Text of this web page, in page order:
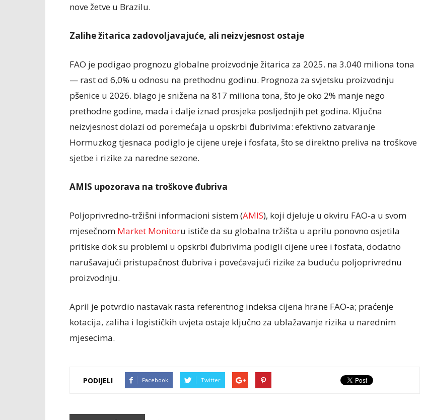
nove žetve u Brazilu.
Zalihe žitarica zadovoljavajuće, ali neizvjesnost ostaje
FAO je podigao prognozu globalne proizvodnje žitarica za 2025. na 3.040 miliona tona
— rast od 6,0% u odnosu na prethodnu godinu. Prognoza za svjetsku proizvodnju
pšenice u 2026. blago je snižena na 817 miliona tona, što je oko 2% manje nego
prethodne godine, mada i dalje iznad prosjeka posljednjih pet godina. Ključna
neizvjesnost dolazi od poremećaja u opskrbi đubrivima: efektivno zatvaranje
Hormuzkog tjesnaca podiglo je cijene ureje i fosfata, što se direktno preliva na troškove
sjetbe i rizike za naredne sezone.
AMIS upozorava na troškove đubriva
Poljoprivredno-tržišni informacioni sistem (AMIS), koji djeluje u okviru FAO-a u svom
mjesečnom Market Monitoru ističe da su globalna tržišta u aprilu ponovno osjetila
pritiske dok su problemi u opskrbi đubrivima podigli cijene uree i fosfata, dodatno
narušavajući pristupačnost đubriva i povećavajući rizike za buduću poljoprivrednu
proizvodnju.
April je potvrdio nastavak rasta referentnog indeksa cijena hrane FAO‑a; praćenje
kotacija, zaliha i logističkih uvjeta ostaje ključno za ublažavanje rizika u narednim
mjesecima.
PODIJELI Facebook Twitter